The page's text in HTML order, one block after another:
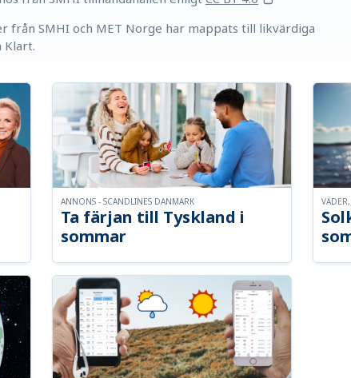
från SMHI och MET Norge har mappats till likvärdiga
Klart.
Ta färjan till Tyskland i
sommar
ANNONS - SCANDLINES DANMARK